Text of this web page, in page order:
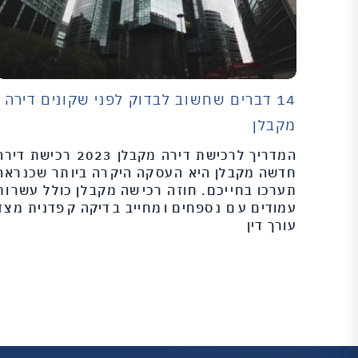
14 דברים שחשוב לבדוק לפני שקונים דירה
מקבלן
המדריך לרכישת דירה מקבלן 2023 רכישת
חדשה מקבלן היא העסקה היקרה ביותר
תערכו בחייכם. חוזה רכישה מקבלן כולל
עמודים עם נספחים ומחייב בדיקה קפדנית
עורך דין